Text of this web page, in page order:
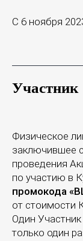
С 6 ноября
Участник
Физическое
заключившее
проведения
по участию в
промокода
от стоимости
Один
только один